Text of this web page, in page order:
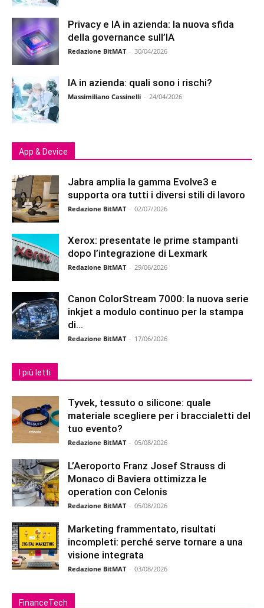
Privacy e IA in azienda: la nuova sfida
della governance sull’IA
Redazione BitMAT - 30/04/2026
IA in azienda: quali sono i rischi?
Massimiliano Cassinelli - 24/04/2026
App & Device
Jabra amplia la gamma Evolve3 e
supporta ora tutti i diversi stili di lavoro
Redazione BitMAT - 02/07/2026
Xerox: presentate le prime stampanti
dopo l’integrazione di Lexmark
Redazione BitMAT - 29/06/2026
Canon ColorStream 7000: la nuova serie
inkjet a modulo continuo per la stampa
di...
Redazione BitMAT - 17/06/2026
I più letti
Tyvek, tessuto o silicone: quale
materiale scegliere per i braccialetti del
tuo evento?
Redazione BitMAT - 05/08/2026
L’Aeroporto Franz Josef Strauss di
Monaco di Baviera ottimizza le
operation con Celonis
Redazione BitMAT - 05/08/2026
Marketing frammentato, risultati
incompleti: perché serve tornare a una
visione integrata
Redazione BitMAT - 03/08/2026
FinanceTech